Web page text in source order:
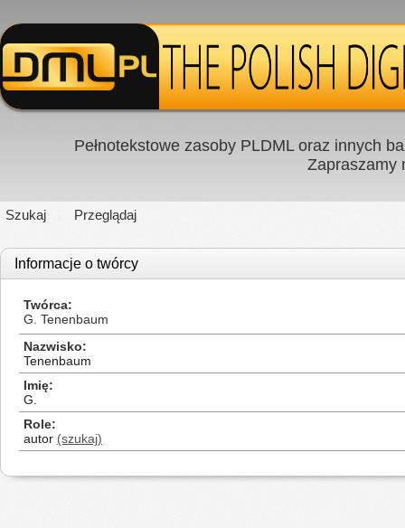
Pełnotekstowe zasoby PLDML oraz innych
Zapraszamy
Szukaj Przeglądaj
Informacje o twórcy
Twórca
G. Tenenbaum
Nazwisko
Tenenbaum
Imię
G.
Role
autor (szukaj)